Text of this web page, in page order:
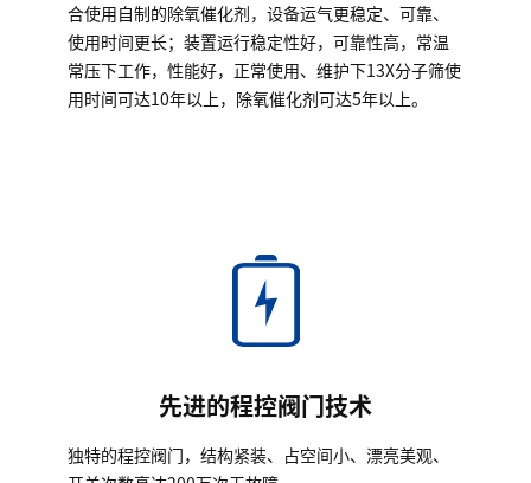
合使用自制的除氧催化剂，设备运气更稳定、可靠、
使用时间更长；装置运行稳定性好，可靠性高，常温
常压下工作，性能好，正常使用、维护下13X分子筛使
用时间可达10年以上，除氧催化剂可达5年以上。
先进的程控阀门技术
独特的程控阀门，结构紧装、占空间小、漂亮美观、